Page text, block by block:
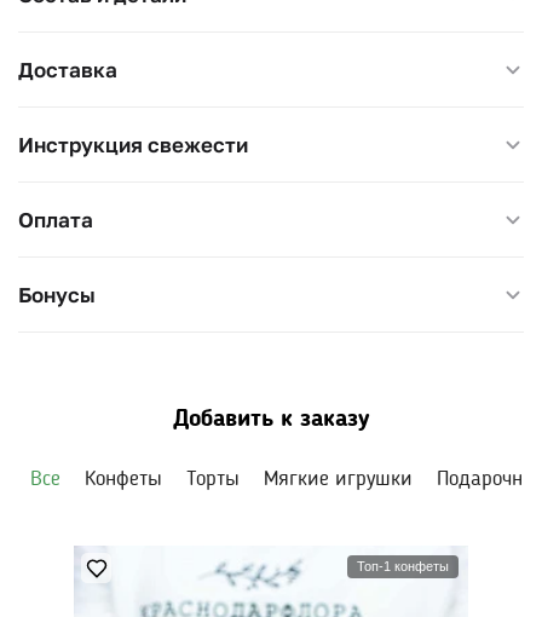
Доставка
Инструкция свежести
Оплата
Бонусы
Добавить к заказу
Все Конфеты Торты Мягкие игрушки
Топ-1 конфеты